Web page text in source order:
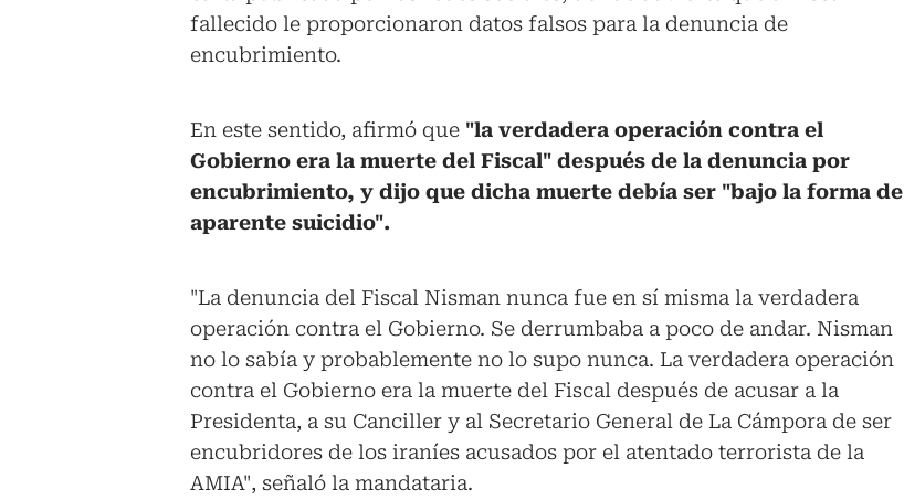
fallecido le proporcionaron datos falsos para la denuncia de
encubrimiento.
En este sentido, afirmó que "la verdadera operación contra el
Gobierno era la muerte del Fiscal" después de la denuncia por
encubrimiento, y dijo que dicha muerte debía ser "bajo la forma de
aparente suicidio".
"La denuncia del Fiscal Nisman nunca fue en sí misma la verdadera
operación contra el Gobierno. Se derrumbaba a poco de andar. Nisman
no lo sabía y probablemente no lo supo nunca. La verdadera operación
contra el Gobierno era la muerte del Fiscal después de acusar a la
Presidenta, a su Canciller y al Secretario General de La Cámpora de ser
encubridores de los iraníes acusados por el atentado terrorista de la
AMIA", señaló la mandataria.